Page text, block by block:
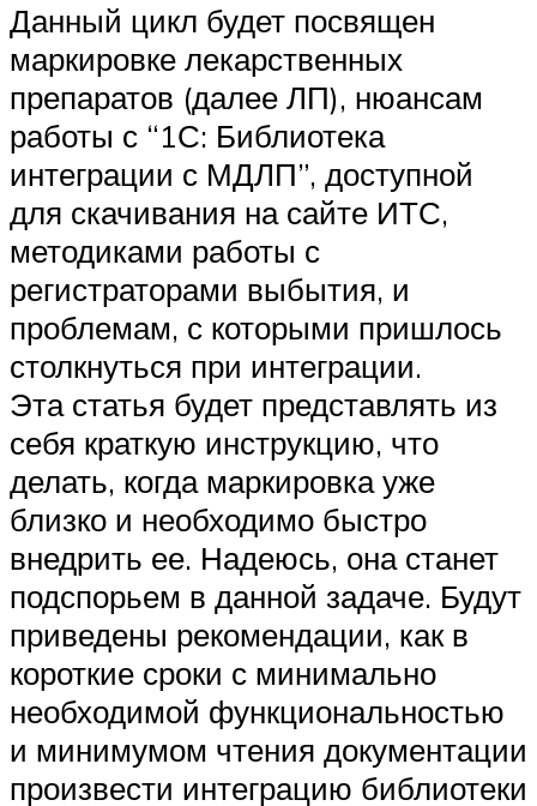
Данный цикл будет посвящен
маркировке лекарственных
препаратов (далее ЛП), нюансам
работы с “1С: Библиотека
интеграции с МДЛП”, доступной
для скачивания на сайте ИТС,
методиками работы с
регистраторами выбытия, и
проблемам, с которыми пришлось
столкнуться при интеграции.
Эта статья будет представлять из
себя краткую инструкцию, что
делать, когда маркировка уже
близко и необходимо быстро
внедрить ее. Надеюсь, она станет
подспорьем в данной задаче. Будут
приведены рекомендации, как в
короткие сроки с минимально
необходимой функциональностью
и минимумом чтения документации
произвести интеграцию библиотеки